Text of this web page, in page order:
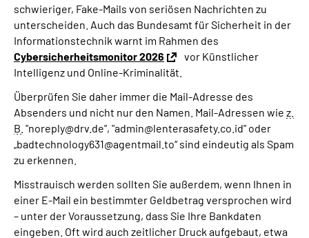
schwieriger, Fake-Mails von seriösen Nachrichten zu
unterscheiden. Auch das Bundesamt für Sicherheit in der
Informationstechnik warnt im Rahmen des
Cybersicherheitsmonitor 2026
vor Künstlicher
Intelligenz und Online-Kriminalität.
Überprüfen Sie daher immer die Mail-Adresse des
Absenders und nicht nur den Namen. Mail-Adressen wie z.
B. "noreply@drv.de", "admin@lenterasafety.co.id" oder
„badtechnology631@agentmail.to“ sind eindeutig als Spam
zu erkennen.
Misstrauisch werden sollten Sie außerdem, wenn Ihnen in
einer E-Mail ein bestimmter Geldbetrag versprochen wird
– unter der Voraussetzung, dass Sie Ihre Bankdaten
eingeben. Oft wird auch zeitlicher Druck aufgebaut, etwa